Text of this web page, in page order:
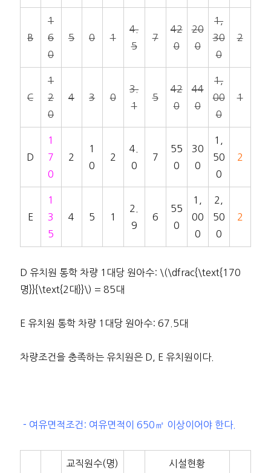
B
1
6
0
5 0 1
4.
5
7
42
0
20
0
1,
30
0
2
C
1
2
0
4 3 0
3.
1
5
42
0
44
0
1,
00
0
1
D
1
7
0
2
1
0
2
4.
0
7
55
0
30
0
1,
50
0
2
E
1
3
5
4 5 1
2.
9
6
55
0
1,
00
0
2,
50
0
2
D 유치원 통학 차량 1대당 원아수: \(\dfrac{\text{170
명}}{\text{2대}}\) = 85대
E 유치원 통학 차량 1대당 원아수: 67.5대
차량조건을 충족하는 유치원은 D, E 유치원이다.
－여유면적조건: 여유면적이 650㎡ 이상이어야 한다.
교직원수(명) 시설현황